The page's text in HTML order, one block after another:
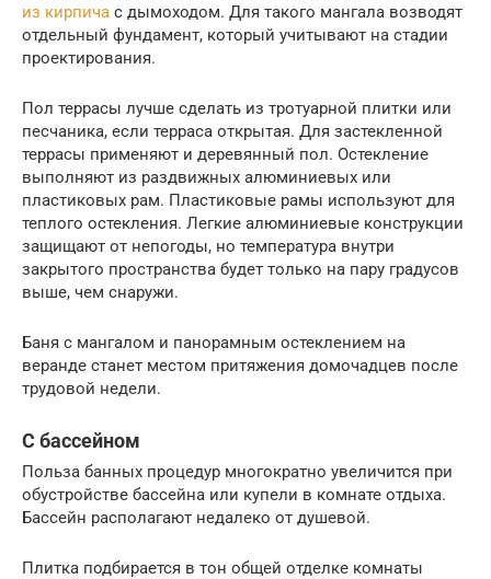
из кирпича с дымоходом. Для такого мангала возводят
отдельный фундамент, который учитывают на стадии
проектирования.
Пол террасы лучше сделать из тротуарной плитки или
песчаника, если терраса открытая. Для застекленной
террасы применяют и деревянный пол. Остекление
выполняют из раздвижных алюминиевых или
пластиковых рам. Пластиковые рамы используют для
теплого остекления. Легкие алюминиевые конструкции
защищают от непогоды, но температура внутри
закрытого пространства будет только на пару градусов
выше, чем снаружи.
Баня с мангалом и панорамным остеклением на
веранде станет местом притяжения домочадцев после
трудовой недели.
С бассейном
Польза банных процедур многократно увеличится при
обустройстве бассейна или купели в комнате отдыха.
Бассейн располагают недалеко от душевой.
Плитка подбирается в тон общей отделке комнаты